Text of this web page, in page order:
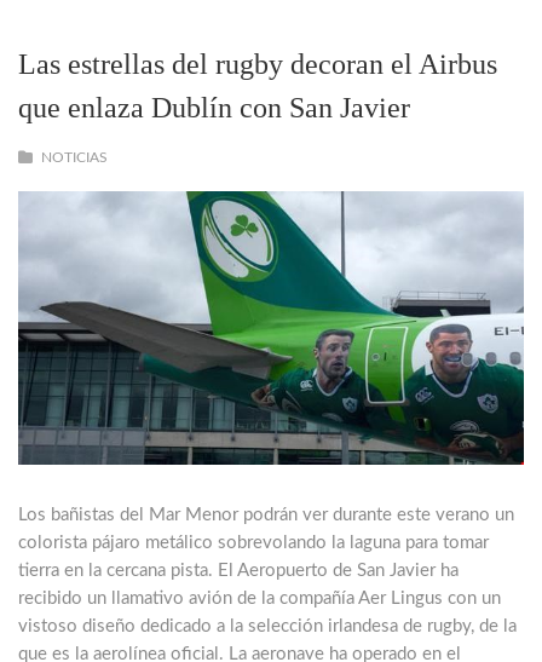
Las estrellas del rugby decoran el Airbus
que enlaza Dublín con San Javier
NOTICIAS
Los bañistas del Mar Menor podrán ver durante este verano un
colorista pájaro metálico sobrevolando la laguna para tomar
tierra en la cercana pista. El Aeropuerto de San Javier ha
recibido un llamativo avión de la compañía Aer Lingus con un
vistoso diseño dedicado a la selección irlandesa de rugby, de la
que es la aerolínea oficial. La aeronave ha operado en el